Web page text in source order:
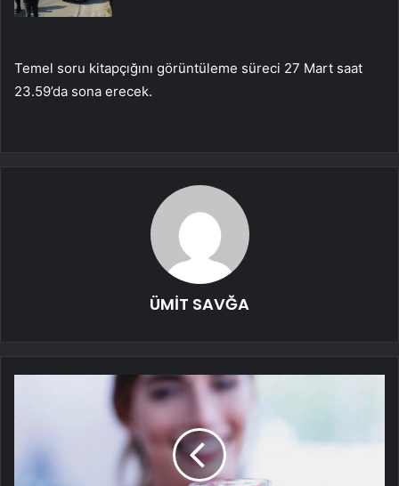
Temel soru kitapçığını görüntüleme süreci 27 Mart saat
23.59’da sona erecek.
ÜMİT SAVĞA